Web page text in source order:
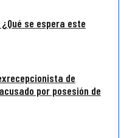
se espera este
de
por posesión de